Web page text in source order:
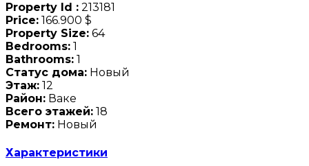
Property Id : 213181
Price: 166.900 $
Property Size: 64
Bedrooms: 1
Bathrooms: 1
Статус дома: Новый
Этаж: 12
Район: Ваке
Всего этажей: 18
Ремонт: Новый
Характеристики